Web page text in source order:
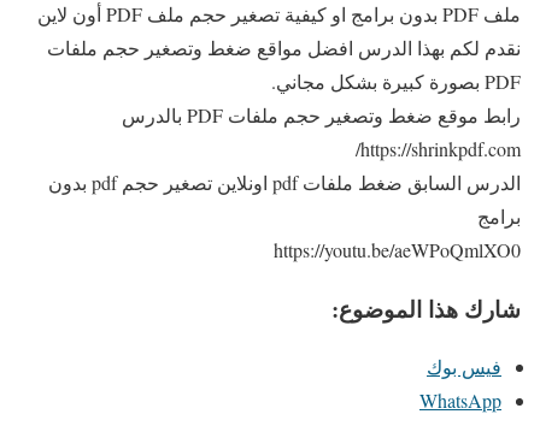
ملف PDF بدون برامج او كيفية تصغير حجم ملف PDF أون لاين
نقدم لكم بهذا الدرس افضل مواقع ضغط وتصغير حجم ملفات
PDF بصورة كبيرة بشكل مجاني.
رابط موقع ضغط وتصغير حجم ملفات PDF بالدرس
https://shrinkpdf.com/
الدرس السابق ضغط ملفات pdf اونلاين تصغير حجم pdf بدون
برامج
https://youtu.be/aeWPoQmlXO0
شارك هذا الموضوع:
فيس بوك
WhatsApp